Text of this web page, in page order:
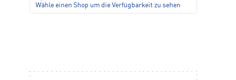
Wähle einen Shop um die Verfügbarkeit zu sehen